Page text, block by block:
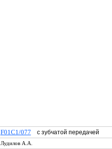
F01C1/077 с зубчатой передачей
Лудилов А.А.